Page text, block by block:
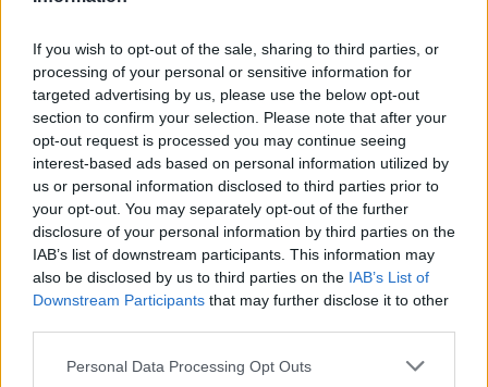
If you wish to opt-out of the sale, sharing to third parties, or
processing of your personal or sensitive information for
targeted advertising by us, please use the below opt-out
section to confirm your selection. Please note that after your
opt-out request is processed you may continue seeing
interest-based ads based on personal information utilized by
us or personal information disclosed to third parties prior to
your opt-out. You may separately opt-out of the further
disclosure of your personal information by third parties on the
IAB’s list of downstream participants. This information may
also be disclosed by us to third parties on the IAB’s List of
Downstream Participants that may further disclose it to other
Personal Data Processing Opt Outs
Ακόμα, τόσο τα νοσοκομεία όσο και τα κέντρα
υγείας του νομού αντιμετωπίζουν σοβαρότατο
πρόβλημα μόνιμης κάλυψης αναγκών σε
νοσηλευτικό προσωπικό. Συγκεκριμένα, οι
ανάγκες αυτές καλύπτονται προσωρινά από
συμβασιούχους ΚΕΕΛΠΝΟ. Υπενθυμίζουμε ότι
χωρίς την υπογραφή των ανώτερων συμβάσεων
αρχικά τον Δεκέμβριο 2014 και ύστερα με την
ανανέωση τους, οι παθολογικές και
πλήρη αναστολή.